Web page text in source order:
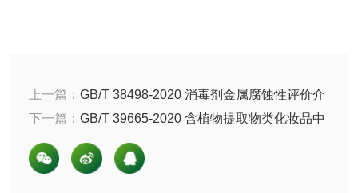
上一篇： GB/T 38498-2020 消毒剂金属腐蚀性评价介
绍
下一篇： GB/T 39665-2020 含植物提取物类化妆品中
55种禁用农药残留量的测定
检测
三氯异氰尿酸检测 磷酸二氢铵检测
碳酸钙检测